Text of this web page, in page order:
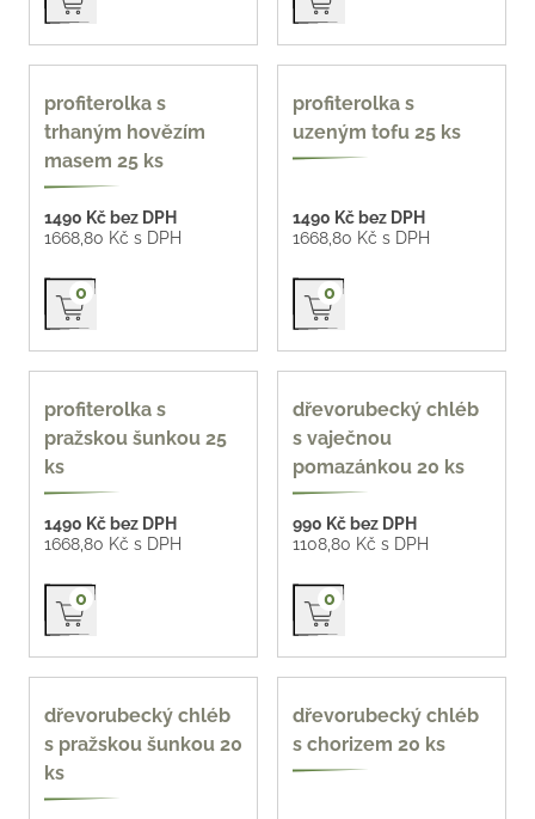
profiterolka s
trhaným hovězím
masem 25 ks
1490 Kč bez DPH
1668,80 Kč s DPH
Přidat do košíku
0
profiterolka s
uzeným tofu 25 ks
1490 Kč bez DPH
1668,80 Kč s DPH
Přidat do košíku
0
profiterolka s
pražskou šunkou 25
ks
1490 Kč bez DPH
1668,80 Kč s DPH
Přidat do košíku
0
dřevorubecký chléb
s vaječnou
pomazánkou 20 ks
990 Kč bez DPH
1108,80 Kč s DPH
Přidat do košíku
0
dřevorubecký chléb
s pražskou šunkou 20
ks
dřevorubecký chléb
s chorizem 20 ks